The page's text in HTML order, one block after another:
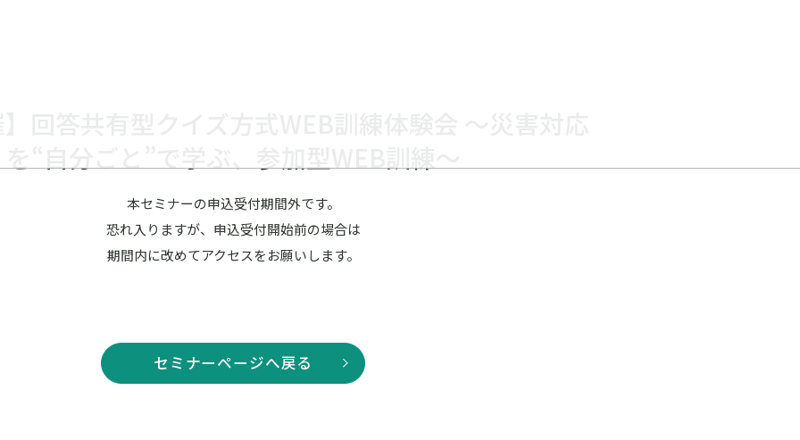
本セミナーの申込受付期間外です。
恐れ入りますが、申込受付開始前の場合は
期間内に改めてアクセスをお願いします。
セミナーページへ戻る